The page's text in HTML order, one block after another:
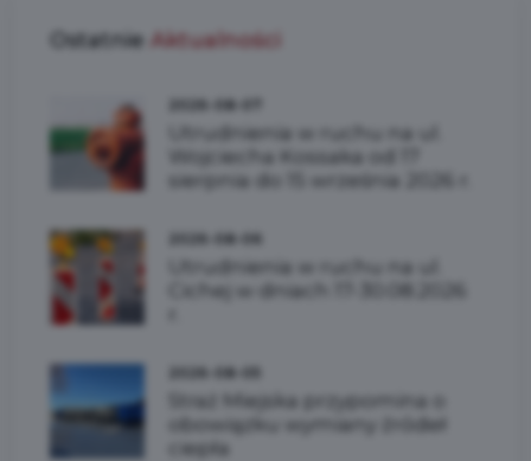
Ostatnie Aktualności
Utrudnienia w ruchu na ul.
Wojciecha Kossaka od 17
sierpnia do 15 września 2026 r.
Utrudnienia w ruchu na ul.
Cichej w dniach 17-30.08.2026
Straż Miejska przypomina o
obowiązku wymiany źródeł
ciepła